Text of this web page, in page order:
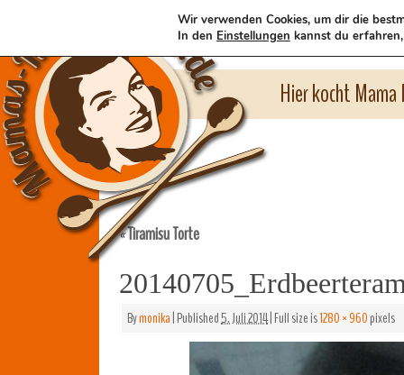
Hier kocht
«Tiramisu Torte
Bymonika|Published5. Juli 2014|Full size is1280 × 960pixels
Wir verwenden Cookies, um dir die
In den Einstellungen kannst du